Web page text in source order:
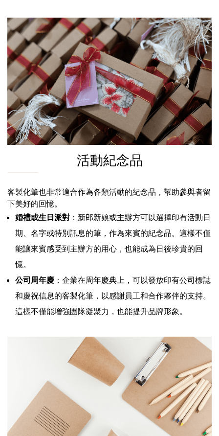
活動紀念品
客製化筆也非常適合作為各類活動的紀念品，幫助參與者留
下美好的回憶。
婚禮或生日派對 ：新郎新娘或主辦方可以選擇印有活動日
期、名字或特別訊息的筆，作為來賓的紀念品。這樣不僅
能讓來賓感受到主辦方的用心，也能成為日後珍貴的回
憶。
公司周年慶 ：企業在周年慶典上，可以發放印有公司標誌
和慶祝信息的客製化筆，以感謝員工和合作夥伴的支持。
這樣不僅能增強團隊凝聚力，也能提升品牌形象。